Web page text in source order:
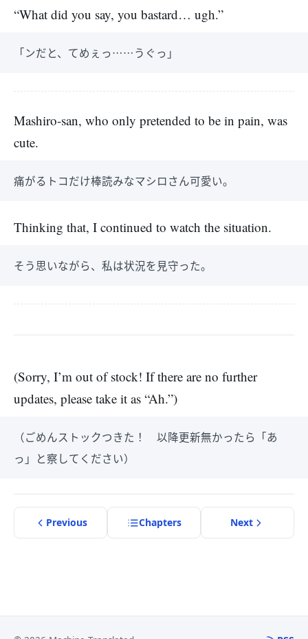
“What did you say, you bastard… ugh.”
「ンだと、てめぇっ……うぐっ」
Mashiro-san, who only pretended to be in pain, was
cute.
痛がるトコだけ棒読みなマシロさん可愛い。
Thinking that, I continued to watch the situation.
そう思いながら、私は状況を見守った。
(Sorry, I’m out of stock! If there are no further
updates, please take it as “Ah.”)
（ごめんストックつきた！ 以降更新無かったら「あ
っ」と察してください）
Previous Chapters Next